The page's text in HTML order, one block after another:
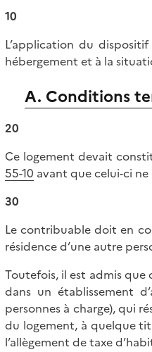
10
L’application du
hébergement et à la
A. Conditions
20
Ce logement devait
55-10 avant que celui-ci
30
Le contribuable doit en
résidence d’une autre
Toutefois, il est admis
dans un établissement
personnes à charge), qui
du logement, à quelque
l’allègement de taxe